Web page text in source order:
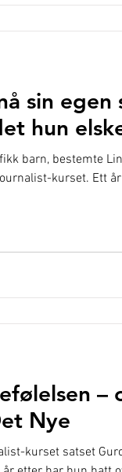
sin egen
hun
barn, bestemte
kurset. Ett år
–
Nye
kurset satset